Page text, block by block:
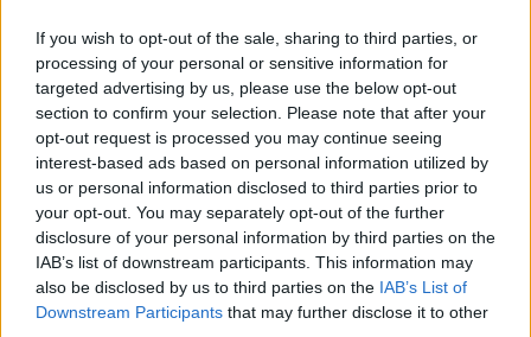
If you wish to opt-out of the sale, sharing to third parties, or
processing of your personal or sensitive information for
targeted advertising by us, please use the below opt-out
section to confirm your selection. Please note that after your
opt-out request is processed you may continue seeing
interest-based ads based on personal information utilized by
us or personal information disclosed to third parties prior to
your opt-out. You may separately opt-out of the further
disclosure of your personal information by third parties on the
IAB’s list of downstream participants. This information may
also be disclosed by us to third parties on the IAB’s List of
Downstream Participants that may further disclose it to other
Lifestyle
ΓΙΩΡΓΙΟΣ ΘΕΟΔΟΣΙΑΔΗΣ
ΣΚΗΝΟΘΕΤΗΣ
Share:
Ακολουθήστε το Νewsit.gr στοGoogle Newsκαι
ενημερωθείτε πρώτοι για όλη την ειδησεογραφία και τα
τελευταία νέατης ημέρας